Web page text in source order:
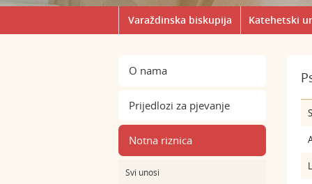
Varaždinska biskupija Katehetski
O nama
Prijedlozi za pjevanje
Notna riznica
Svi unosi